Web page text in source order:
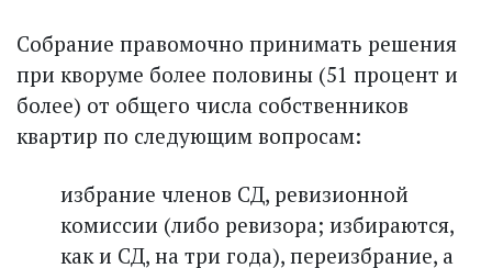
Собрание правомочно принимать решения
при кворуме более половины (51 процент и
более) от общего числа собственников
квартир по следующим вопросам:
избрание членов СД, ревизионной
комиссии (либо ревизора; избираются,
как и СД, на три года), переизбрание, а